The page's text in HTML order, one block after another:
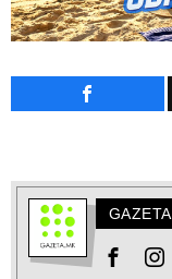
GAZETA